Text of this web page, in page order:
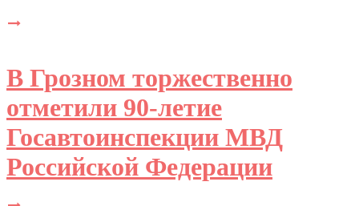
В Грозном торжественно
отметили 90-летие
Госавтоинспекции МВД
Российской Федерации